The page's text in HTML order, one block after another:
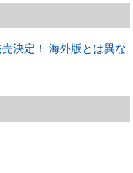
決定！ 海外版とは異な